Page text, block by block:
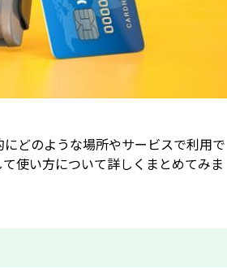
どのような場所やサービスで利用で
使い方について詳しくまとめてみま